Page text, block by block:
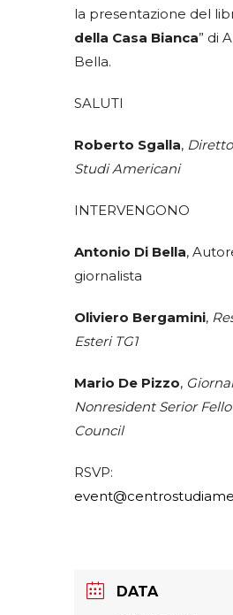
la presentazione del
della Casa Bianca” di
Bella.
SALUTI
Roberto Sgalla,
Studi Americani
INTERVENGONO
Antonio Di Bella,
giornalista
Oliviero Bergamini,
Esteri TG1
Mario De Pizzo,
Nonresident Serior
Council
RSVP:
DATA